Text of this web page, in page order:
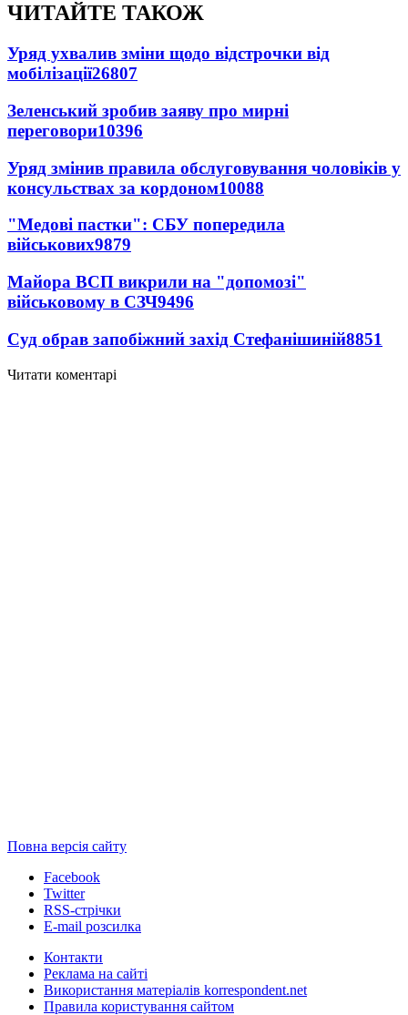
ЧИТАЙТЕ ТАКОЖ
Уряд ухвалив зміни щодо відстрочки від
мобілізації26807
Зеленський зробив заяву про мирні
переговори10396
Уряд змінив правила обслуговування чоловіків у
консульствах за кордоном10088
"Медові пастки": СБУ попередила
військових9879
Майора ВСП викрили на "допомозі"
військовому в СЗЧ9496
Суд обрав запобіжний захід Стефанішиній8851
Читати коментарі
Повна версія сайту
Facebook
Twitter
RSS-стрічки
E-mail розсилка
Контакти
Реклама на сайті
Використання матеріалів korrespondent.net
Правила користування сайтом